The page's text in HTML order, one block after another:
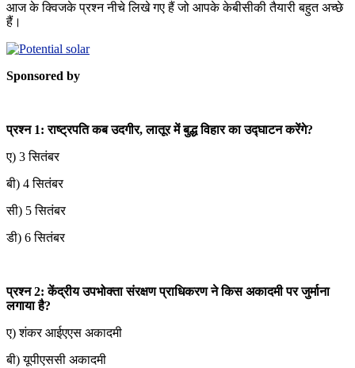
आज के क्विजके प्रश्न नीचे लिखे गए हैं जो आपके केबीसीकी तैयारी बहुत अच्छे
हैं।
Sponsored by
प्रश्न 1: राष्ट्रपति कब उदगीर, लातूर में बुद्ध विहार का उद्घाटन करेंगे?
ए) 3 सितंबर
बी) 4 सितंबर
सी) 5 सितंबर
डी) 6 सितंबर
प्रश्न 2: केंद्रीय उपभोक्ता संरक्षण प्राधिकरण ने किस अकादमी पर जुर्माना
लगाया है?
ए) शंकर आईएएस अकादमी
बी) यूपीएससी अकादमी